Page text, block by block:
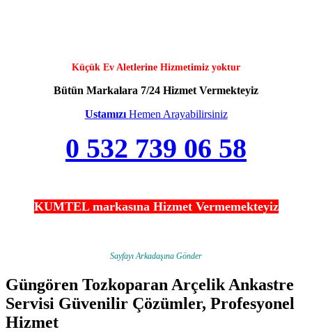
Küçük Ev Aletlerine Hizmetimiz yoktur
Bütün Markalara 7/24 Hizmet Vermekteyiz
Ustamızı Hemen Arayabilirsiniz
0 532 739 06 58
KUMTEL markasına Hizmet Vermemekteyiz
Sayfayı Arkadaşına Gönder
Güngören Tozkoparan Arçelik Ankastre
Servisi Güvenilir Çözümler, Profesyonel
Hizmet